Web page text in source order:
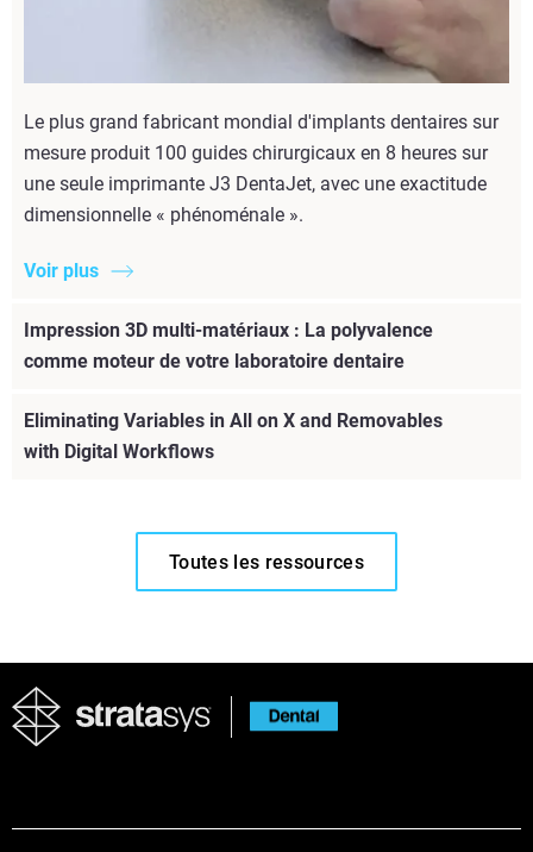
Le plus grand fabricant mondial d'implants dentaires sur
mesure produit 100 guides chirurgicaux en 8 heures sur
une seule imprimante J3 DentaJet, avec une exactitude
dimensionnelle « phénoménale ».
Voir plus
Impression 3D multi-matériaux : La polyvalence
comme moteur de votre laboratoire dentaire
Voir plus
Eliminating Variables in All on X and Removables
with Digital Workflows
Toutes les ressources